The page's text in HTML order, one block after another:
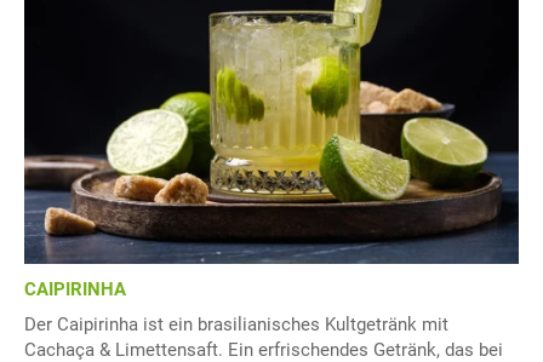
CAIPIRINHA
Der Caipirinha ist ein brasilianisches Kultgetränk mit
Cachaça & Limettensaft. Ein erfrischendes Getränk, das bei